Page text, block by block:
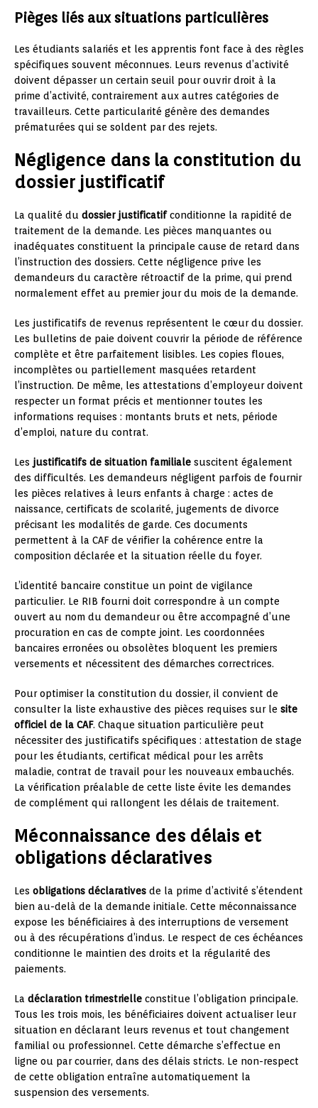
Pièges liés aux situations particulières
Les étudiants salariés et les apprentis font face à des règles
spécifiques souvent méconnues. Leurs revenus d’activité
doivent dépasser un certain seuil pour ouvrir droit à la
prime d’activité, contrairement aux autres catégories de
travailleurs. Cette particularité génère des demandes
prématurées qui se soldent par des rejets.
Négligence dans la constitution du
dossier justificatif
La qualité du dossier justificatifconditionne la rapidité de
traitement de la demande. Les pièces manquantes ou
inadéquates constituent la principale cause de retard dans
l’instruction des dossiers. Cette négligence prive les
demandeurs du caractère rétroactif de la prime, qui prend
normalement effet au premier jour du mois de la demande.
Les justificatifs de revenus représentent le cœur du dossier.
Les bulletins de paie doivent couvrir la période de référence
complète et être parfaitement lisibles. Les copies floues,
incomplètes ou partiellement masquées retardent
l’instruction. De même, les attestations d’employeur doivent
respecter un format précis et mentionner toutes les
informations requises : montants bruts et nets, période
d’emploi, nature du contrat.
Les justificatifs de situation familiale suscitent également
des difficultés. Les demandeurs négligent parfois de fournir
les pièces relatives à leurs enfants à charge : actes de
naissance, certificats de scolarité, jugements de divorce
précisant les modalités de garde. Ces documents
permettent à la CAF de vérifier la cohérence entre la
composition déclarée et la situation réelle du foyer.
L’identité bancaire constitue un point de vigilance
particulier. Le RIB fourni doit correspondre à un compte
ouvert au nom du demandeur ou être accompagné d’une
procuration en cas de compte joint. Les coordonnées
bancaires erronées ou obsolètes bloquent les premiers
versements et nécessitent des démarches correctrices.
Pour optimiser la constitution du dossier, il convient de
consulter la liste exhaustive des pièces requises sur le site
officiel de la CAF. Chaque situation particulière peut
nécessiter des justificatifs spécifiques : attestation de stage
pour les étudiants, certificat médical pour les arrêts
maladie, contrat de travail pour les nouveaux embauchés.
La vérification préalable de cette liste évite les demandes
de complément qui rallongent les délais de traitement.
Méconnaissance des délais et
obligations déclaratives
Les obligations déclaratives de la prime d’activité s’étendent
bien au-delà de la demande initiale. Cette méconnaissance
expose les bénéficiaires à des interruptions de versement
ou à des récupérations d’indus. Le respect de ces échéances
conditionne le maintien des droits et la régularité des
paiements.
La déclaration trimestrielle constitue l’obligation principale.
Tous les trois mois, les bénéficiaires doivent actualiser leur
situation en déclarant leurs revenus et tout changement
familial ou professionnel. Cette démarche s’effectue en
ligne ou par courrier, dans des délais stricts. Le non-respect
de cette obligation entraîne automatiquement la
suspension des versements.